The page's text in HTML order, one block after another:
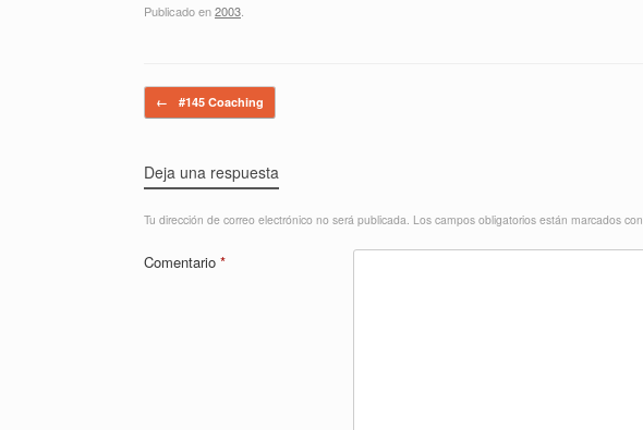
Publicado en2003
Navegador de artículos
← #145 Coaching
Deja una respuesta
Tu dirección de correo electrónico no será publicada. Los campos obligatorios están marcados con
Comentario *